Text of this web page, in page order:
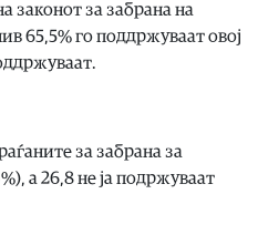
законот за забрана на
65,5% го поддржуваат овој
за забрана за
а 26,8 не ја подржуваат